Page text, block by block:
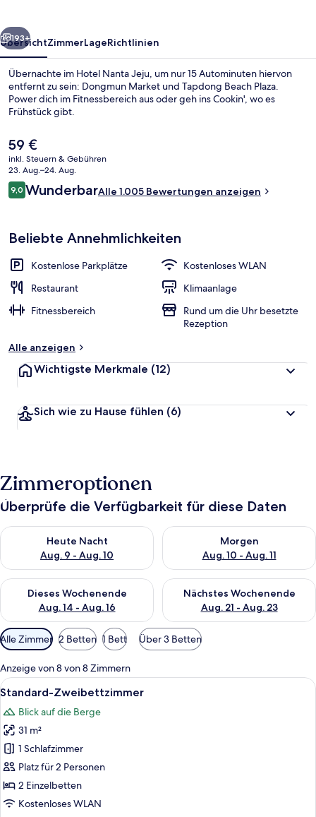
Lobby-Lounge
Weiter
193+
ÜbersichtZimmerLageRichtlinien
Übernachte im Hotel Nanta Jeju, um nur 15 Autominuten hiervon
entfernt zu sein: Dongmun Market und Tapdong Beach Plaza.
Power dich im Fitnessbereich aus oder geh ins Cookin', wo es
Frühstück gibt.
Der
aktuelle
Preis
beträgt
59 €.
59 €
inkl. Steuern & Gebühren
23. Aug.–24. Aug.
Bewertungen
9,09,0 von 10.
WunderbarAlle 1.005 Bewertungen anzeigen
Beliebte Annehmlichkeiten
Kostenlose Parkplätze
Kostenloses WLAN
Restaurant
Klimaanlage
Fitnessbereich
Rund um die Uhr besetzte
Rezeption
Alle anzeigen
Wichtigste Merkmale (12)
Sich wie zu Hause fühlen (6)
Zimmeroptionen
Überprüfe die Verfügbarkeit für diese Daten
Heute Nacht
Aug. 9 - Aug. 10
Überprüfe die Verfügbarkeit für heute Nacht, Aug. 9 - Aug.
Morgen
Aug. 10 - Aug. 11
Überprüfe die Verfügbarkeit
Dieses Wochenende
Aug. 14 - Aug. 16
Überprüfe die Verfügbarkeit für dieses Wochenende, Aug. 14
Nächstes Wochenende
Aug. 21 - Aug. 23
Überprüfe die Verfügbarkeit
Verfügbare
Filter
für
Zimmer
Alle Zimmer 2 Betten 1 Bett Über 3 Betten
Anzeige von 8 von 8 Zimmern
Alle
Fotos
für
Standard-
Zweibettzimmer
anzeigen
Ein Hotelzimmer mit zwei
15
Standard-Zweibettzimmer
Blick auf die Berge
31 m²
1 Schlafzimmer
Platz für 2 Personen
2 Einzelbetten
Kostenloses WLAN